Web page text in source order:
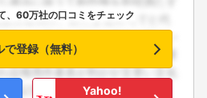
、60万社の口コミをチェック
で登録（無料）
Yahoo!